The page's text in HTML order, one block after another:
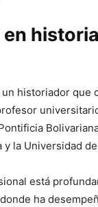
historiador que
y la Universidad
está
ha